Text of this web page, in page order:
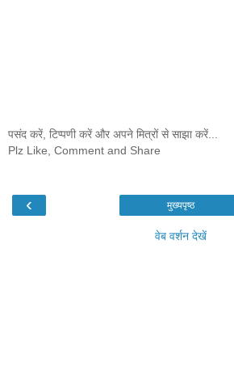
पसंद करें, टिप्पणी करें और अपने मित्रों से साझा करें...
Plz Like, Comment and Share
‹ मुख्यपृष्ठ
वेब वर्शन देखें